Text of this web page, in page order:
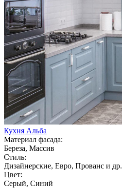
Кухня Альба
Материал фасада:
Береза, Массив
Стиль:
Дизайнерские, Евро, Прованс и др.
Цвет:
Серый, Синий